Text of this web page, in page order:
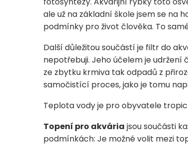
ale už na základní škole jsem se na
podmínky pro život člověka. To
Další důležitou součástí je filtr do
nepotřebuji. Jeho účelem je udržení
ze zbytku krmiva tak odpadů z
samočistící proces, jako je tomu
Teplota vody je pro obyvatele
Topení pro akvária jsou součásti
podmínkách: Je možné volit mezi